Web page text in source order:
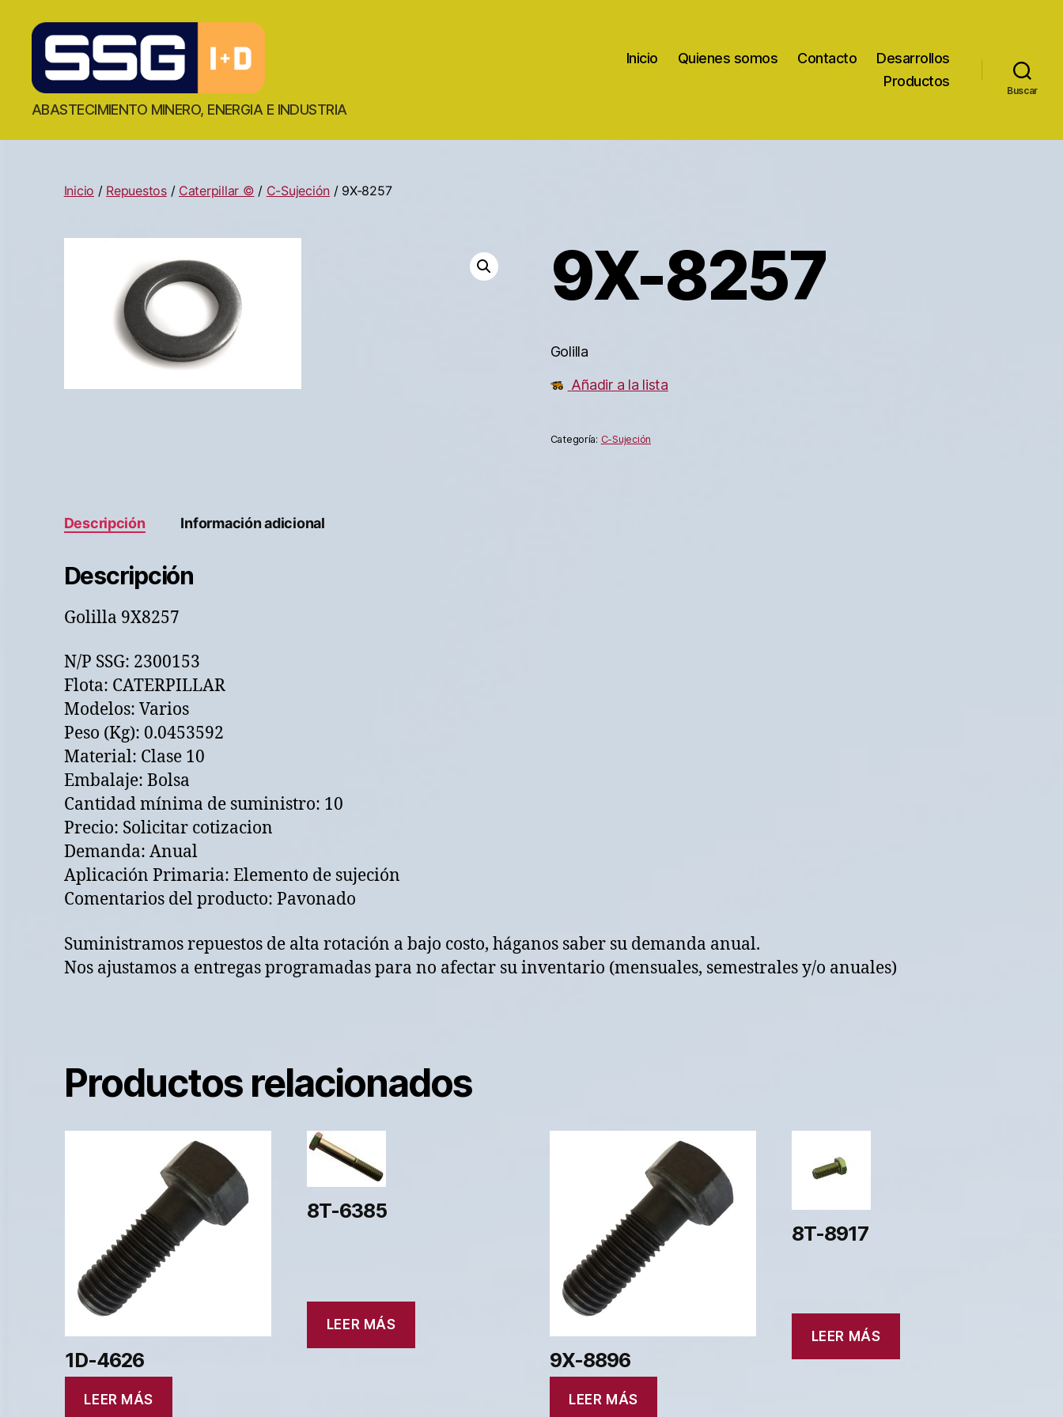
ABASTECIMIENTO MINERO, ENERGIA E INDUSTRIA
Inicio Quienes somos Contacto
Desarrollos
Productos
Buscar
Inicio / Repuestos/ Caterpillar © / C-Sujeción / 9X-8257
9X-8257
Golilla
Añadir a la lista
Categoría: C-Sujeción
Descripción Información adicional
Descripción
Golilla 9X8257
N/P SSG: 2300153
Flota: CATERPILLAR
Modelos: Varios
Peso (Kg): 0.0453592
Material: Clase 10
Embalaje: Bolsa
Cantidad mínima de suministro: 10
Precio: Solicitar cotizacion
Demanda: Anual
Aplicación Primaria: Elemento de sujeción
Comentarios del producto: Pavonado
Suministramos repuestos de alta rotación a bajo costo, háganos saber su demanda anual.
Nos ajustamos a entregas programadas para no afectar su inventario (mensuales, semestrales y/o anuales)
Productos relacionados
1D-4626
LEER MÁS
8T-6385
LEER MÁS
9X-8896
LEER MÁS
8T-8917
LEER MÁS